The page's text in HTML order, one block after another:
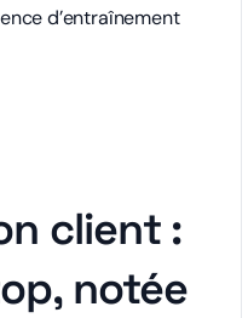
d’entraînement
client :
notée